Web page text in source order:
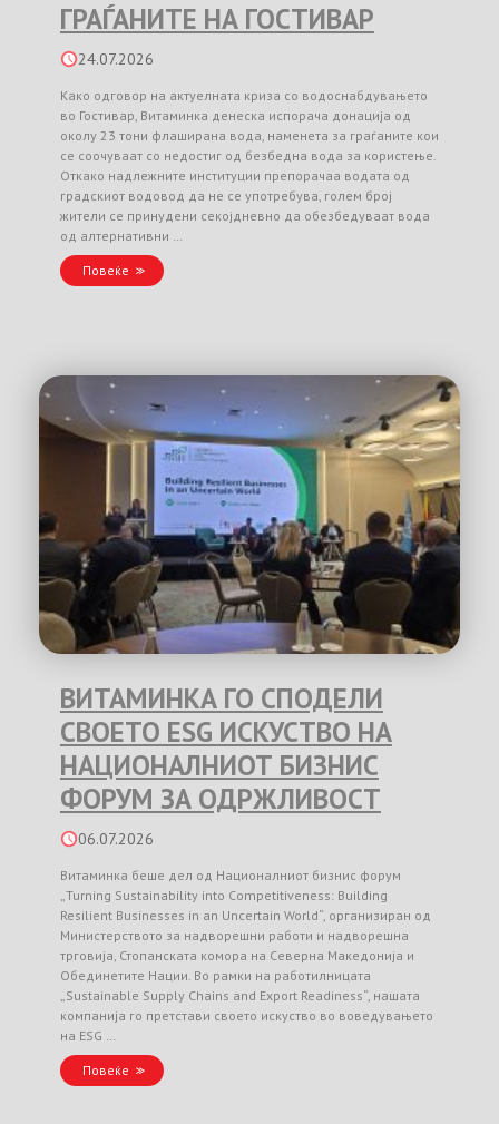
ГРАЃАНИТЕ НА ГОСТИВАР
24.07.2026
Како одговор на актуелната криза со водоснабдувањето
во Гостивар, Витаминка денеска испорача донација од
околу 23 тони флаширана вода, наменета за граѓаните кои
се соочуваат со недостиг од безбедна вода за користење.
Откако надлежните институции препорачаа водата од
градскиот водовод да не се употребува, голем број
жители се принудени секојдневно да обезбедуваат вода
од алтернативни …
Повеќе
ВИТАМИНКА ГО СПОДЕЛИ
СВОЕТО ESG ИСКУСТВО НА
НАЦИОНАЛНИОТ БИЗНИС
ФОРУМ ЗА ОДРЖЛИВОСТ
06.07.2026
Витаминка беше дел од Националниот бизнис форум
„Turning Sustainability into Competitiveness: Building
Resilient Businesses in an Uncertain World“, организиран од
Министерството за надворешни работи и надворешна
трговија, Стопанската комора на Северна Македонија и
Обединетите Нации. Во рамки на работилницата
„Sustainable Supply Chains and Export Readiness“, нашата
компанија го претстави своето искуство во воведувањето
на ESG …
Повеќе